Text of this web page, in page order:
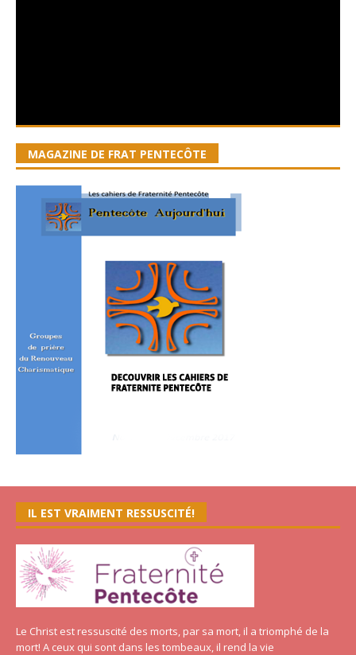
MAGAZINE DE FRAT PENTECÔTE
IL EST VRAIMENT RESSUSCITÉ!
Le Christ est ressuscité des morts, par sa mort, il a triomphé de la
mort! A ceux qui sont dans les tombeaux, il rend la vie